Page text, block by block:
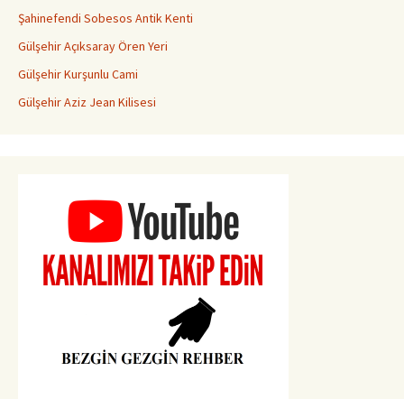
Şahinefendi Sobesos Antik Kenti
Gülşehir Açıksaray Ören Yeri
Gülşehir Kurşunlu Cami
Gülşehir Aziz Jean Kilisesi